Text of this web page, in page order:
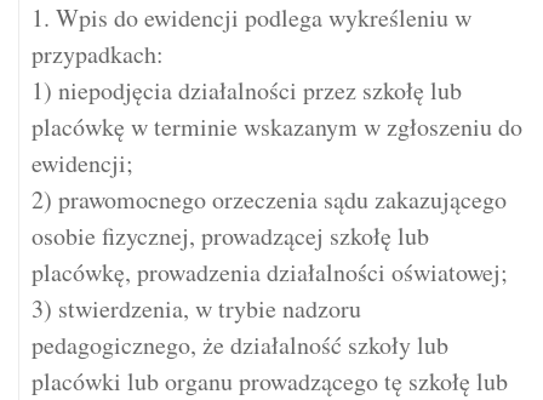
1. Wpis do ewidencji podlega wykreśleniu w
przypadkach:
1) niepodjęcia działalności przez szkołę lub
placówkę w terminie wskazanym w zgłoszeniu do
ewidencji;
2) prawomocnego orzeczenia sądu zakazującego
osobie fizycznej, prowadzącej szkołę lub
placówkę, prowadzenia działalności oświatowej;
3) stwierdzenia, w trybie nadzoru
pedagogicznego, że działalność szkoły lub
placówki lub organu prowadzącego tę szkołę lub